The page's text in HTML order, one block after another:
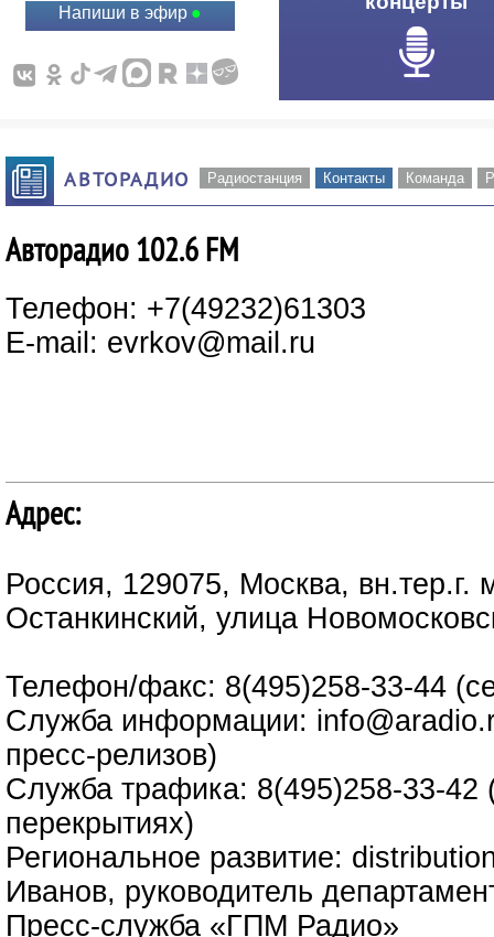
Напиши в эфир
АВТОРАДИО Радиостанция Контакты Команда
Авторадио 102.6 FM
Телефон: +7(49232)61303
E-mail: evrkov@mail.ru
Адрес:
Россия, 129075, Москва, вн.тер.г.
Останкинский, улица
Телефон/факс: 8(495)258-33-44
Служба информации:
пресс-релизов)
Служба трафика: 8(495)258-33-42
перекрытиях)
Региональное развитие:
Иванов, руководитель
Пресс-служба «ГПМ Радио»